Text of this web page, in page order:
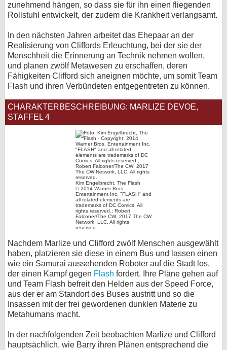
zunehmend hängen, so dass sie für ihn einen fliegenden
Rollstuhl entwickelt, der zudem die Krankheit verlangsamt.
In den nächsten Jahren arbeitet das Ehepaar an der
Realisierung von Cliffords Erleuchtung, bei der sie der
Menschheit die Erinnerung an Technik nehmen wollen,
und planen zwölf Metawesen zu erschaffen, deren
Fähigkeiten Clifford sich aneignen möchte, um somit Team
Flash und ihren Verbündeten entgegentreten zu können.
CHARAKTERBESCHREIBUNG: MARLIZE DEVOE,
STAFFEL 4
Kim Engelbrecht, The Flash
© 2014 Warner Bros.
Entertainment Inc. "FLASH" and
all related elements are
trademarks of DC Comics. All
rights reserved.; Robert
Falconer/The CW; 2017 The CW
Network, LLC. All rights
reserved.
Nachdem Marlize und Clifford zwölf Menschen ausgewählt
haben, platzieren sie diese in einem Bus und lassen einen
wie ein Samurai aussehenden Roboter auf die Stadt los,
der einen Kampf gegen Flash fordert. Ihre Pläne gehen auf
und Team Flash befreit den Helden aus der Speed Force,
aus der er am Standort des Buses austritt und so die
Insassen mit der frei gewordenen dunklen Materie zu
Metahumans macht.
In der nachfolgenden Zeit beobachten Marlize und Clifford
hauptsächlich, wie Barry ihren Plänen entsprechend die